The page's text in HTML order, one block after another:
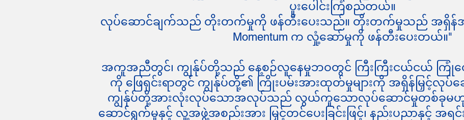
ပူးပေါင်းကြံစည်တယ်။
လုပ်ဆောင်ချက်သည် တိုးတက်မှုကို ဖန်တီးပေးသည်။ တိုးတက်မှုသည် အရှိန်
Momentum က လှုံ့ဆော်မှုကို ဖန်တီးပေးတယ်။"
အကူအညီတွင်၊ ကျွန်ုပ်တို့သည် နေ့စဉ်လူနေမှုဘဝတွင် ကြီးကြီးငယ်ငယ် ကြုံတွေ့န
ကို ဖြေရှင်းရာတွင် ကျွန်ုပ်တို့၏ ကြိုးပမ်းအားထုတ်မှုများကို အရှိန်မြှင့်လုပ်
ကျွန်ုပ်တို့အားလုံးလုပ်သောအလုပ်သည် လွယ်ကူသောလုပ်ဆောင်မှုတစ်ခုမဟုတ်
ဆောင်ရွက်မှုနှင့် လူ့အဖွဲ့အစည်းအား မြှင့်တင်ပေးခြင်းဖြင့်၊ နည်းပညာနှင့် အရင်း